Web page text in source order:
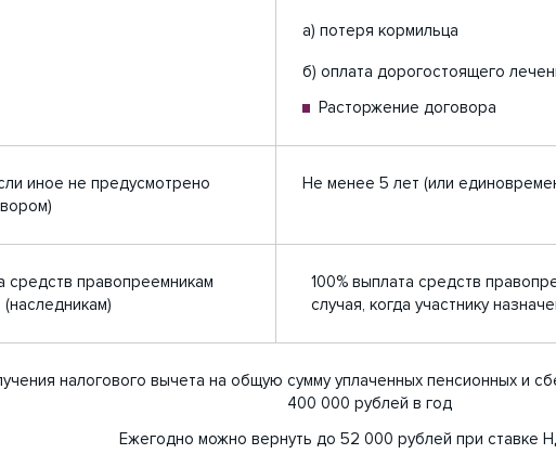
а) потеря кормильца
б) оплата дорогостоящего
Расторжение договора
иное не предусмотрено
Не менее 5 лет (или
средств правопреемникам
(наследникам)
100% выплата средств
случая, когда участнику
налогового вычета на общую сумму уплаченных пенсионных и
400 000 рублей в год
Ежегодно можно вернуть до 52 000 рублей при ставке